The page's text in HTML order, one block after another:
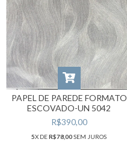
PAPEL DE PAREDE FORMATO
ESCOVADO-UN 5042
R$390,00
5X DER$78,00SEM JUROS